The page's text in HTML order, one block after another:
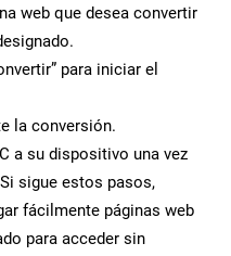
web que desea convertir
para iniciar el
la conversión.
a su dispositivo una vez
sigue estos pasos,
fácilmente páginas web
para acceder sin